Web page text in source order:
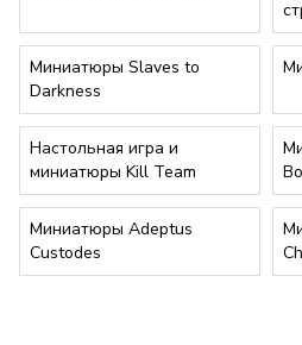
Миниатюры Slaves to
Darkness
Настольная игра и
миниатюры Kill Team
Миниатюры Adeptus
Custodes